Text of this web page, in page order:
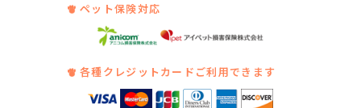
ペット保険対応
各種クレジットカードご利用できます